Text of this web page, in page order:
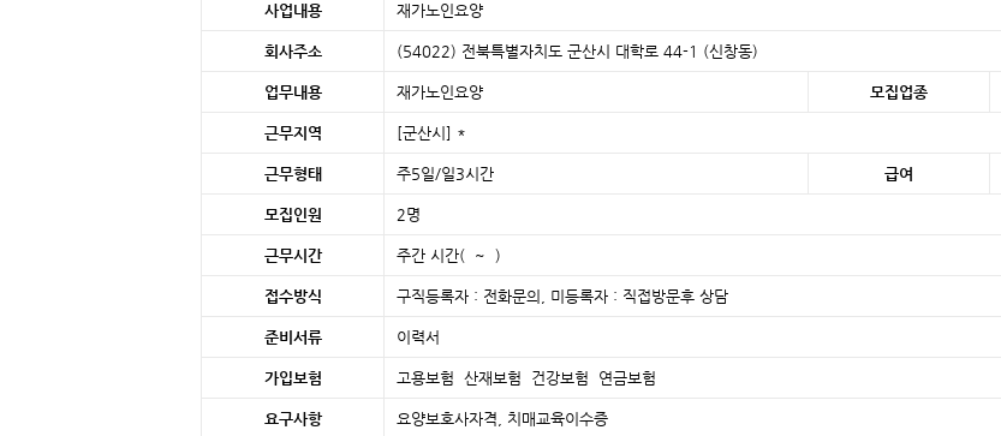
사업내용 재가노인요양
회사주소 (54022) 전북특별자치도 군산시 대학로 44-1 (신창동)
업무내용 재가노인요양 모집업종
근무지역 [군산시] *
근무형태 주5일/일3시간 급여
모집인원 2명
근무시간 주간 시간( ~ )
접수방식 구직등록자 : 전화문의, 미등록자 : 직접방문후 상담
준비서류 이력서
가입보험 고용보험 산재보험 건강보험 연금보험
요구사항 요양보호사자격, 치매교육이수증